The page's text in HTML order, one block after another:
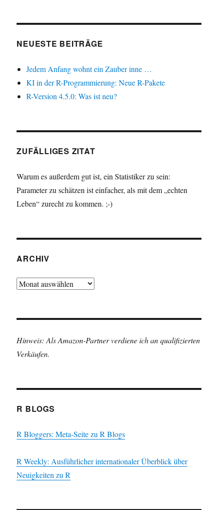
NEUESTE BEITRÄGE
Jedem Anfang wohnt ein Zauber inne …
KI in der R-Programmierung: Neue R-Pakete
R-Version 4.5.0: Was ist neu?
ZUFÄLLIGES ZITAT
Warum es außerdem gut ist, ein Statistiker zu sein:
Parameter zu schätzen ist einfacher, als mit dem „echten
Leben“ zurecht zu kommen. ;-)
ARCHIV
Archiv
Hinweis: Als Amazon-Partner verdiene ich an qualifizierten
Verkäufen.
R BLOGS
R Bloggers: Meta-Seite zu R Blogs
R Weekly: Ausführlicher internationaler Überblick über
Neuigkeiten zu R